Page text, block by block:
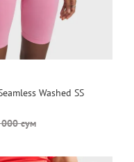
Washed SS
сум